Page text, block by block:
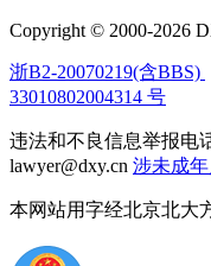
Copyright © 2000-2026
浙B2-20070219(含BBS)
33010802004314 号
违法和不良信息举报电
lawyer@dxy.cn 涉未成
本网站用字经北京北大